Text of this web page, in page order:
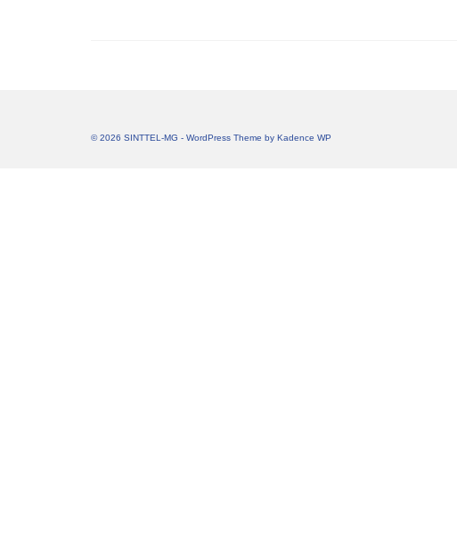
© 2026 SINTTEL-MG - WordPress Theme by Kadence WP